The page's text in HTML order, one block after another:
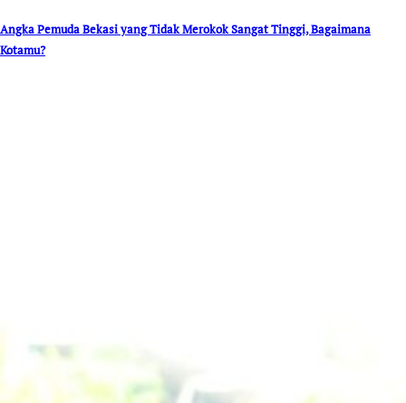
Angka Pemuda Bekasi yang Tidak Merokok Sangat Tinggi, Bagaimana
Kotamu?